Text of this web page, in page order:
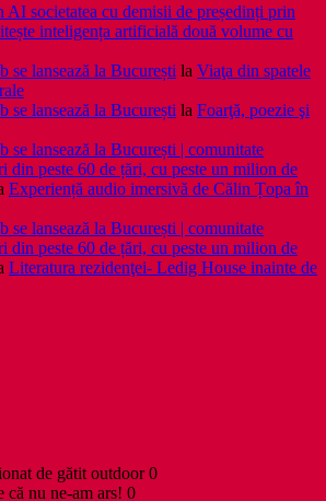
AI societatea cu demisii de președinți prin
inteligența artificială două volume cu
se lansează la București la Viaţa din spatele
se lansează la București la Foarţă, poezie şi
se lansează la București | comunitate
din peste 60 de țări, cu peste un milion de
Experiență audio imersivă de Călin Țopa în
se lansează la București | comunitate
din peste 60 de țări, cu peste un milion de
Literatura rezidenţei- Ledig House inainte de
de gătit outdoor 0
că nu ne-am ars! 0